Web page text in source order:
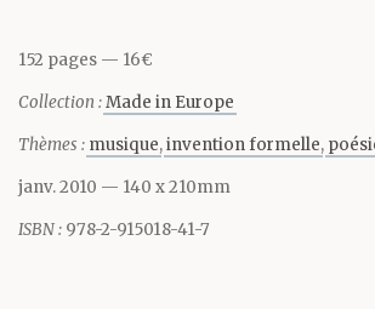
des voyageurs de
banlieue et les
marchandises
qui s’arrêtent au
152 pages 16€
Collection :Made in Europe
Thèmes : musique invention formelle
janv. 2010 — 140 x 210mm
ISBN : 978-2-915018-41-7